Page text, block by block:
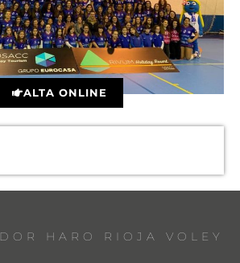
ALTA ONLINE
HARO RIOJA VOLEY